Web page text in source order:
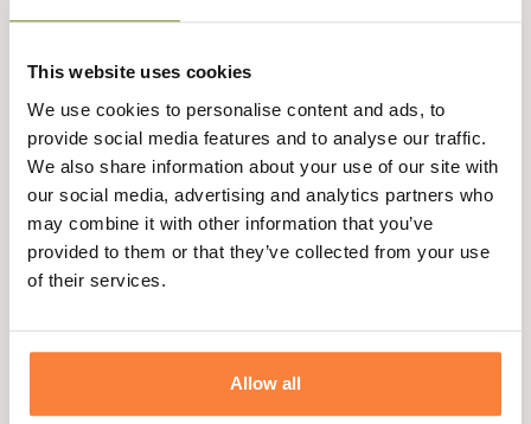
This website uses cookies
We use cookies to personalise content and ads, to
provide social media features and to analyse our traffic.
We also share information about your use of our site with
our social media, advertising and analytics partners who
may combine it with other information that you’ve
provided to them or that they’ve collected from your use
of their services.
Allow all
Description
La casquette Monsoon Classic de Ridgeline est
confectionnée dans un tissu totalement imperméable,
elle offre une excellente résistance aux éléments, tout en
restant légère et confortable. Cette casquette est bien
étanche et ses performances surpassent largement celles
des casquettes en coton traditionnelles.
et la pluie, cette casquette est également respirante,
garantissant un port agréable, même par temps chaud.
Elle est légèrement plus chaude qu'une casquette
ordinaire, ce qui la rend idéale pour les activités de plein